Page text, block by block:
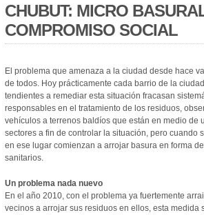
CHUBUT: MICRO
COMPROMISO SOCIAL
El problema que amenaza a la ciudad desde hace
de todos. Hoy prácticamente cada barrio de la
tendientes a remediar esta situación fracasan
responsables en el tratamiento de los residuos,
vehículos a terrenos baldíos que están en medio
sectores a fin de controlar la situación, pero
en ese lugar comienzan a arrojar basura en forma
sanitarios.
Un problema nada nuevo
En el año 2010, con el problema ya fuertemente
vecinos a arrojar sus residuos en ellos, esta